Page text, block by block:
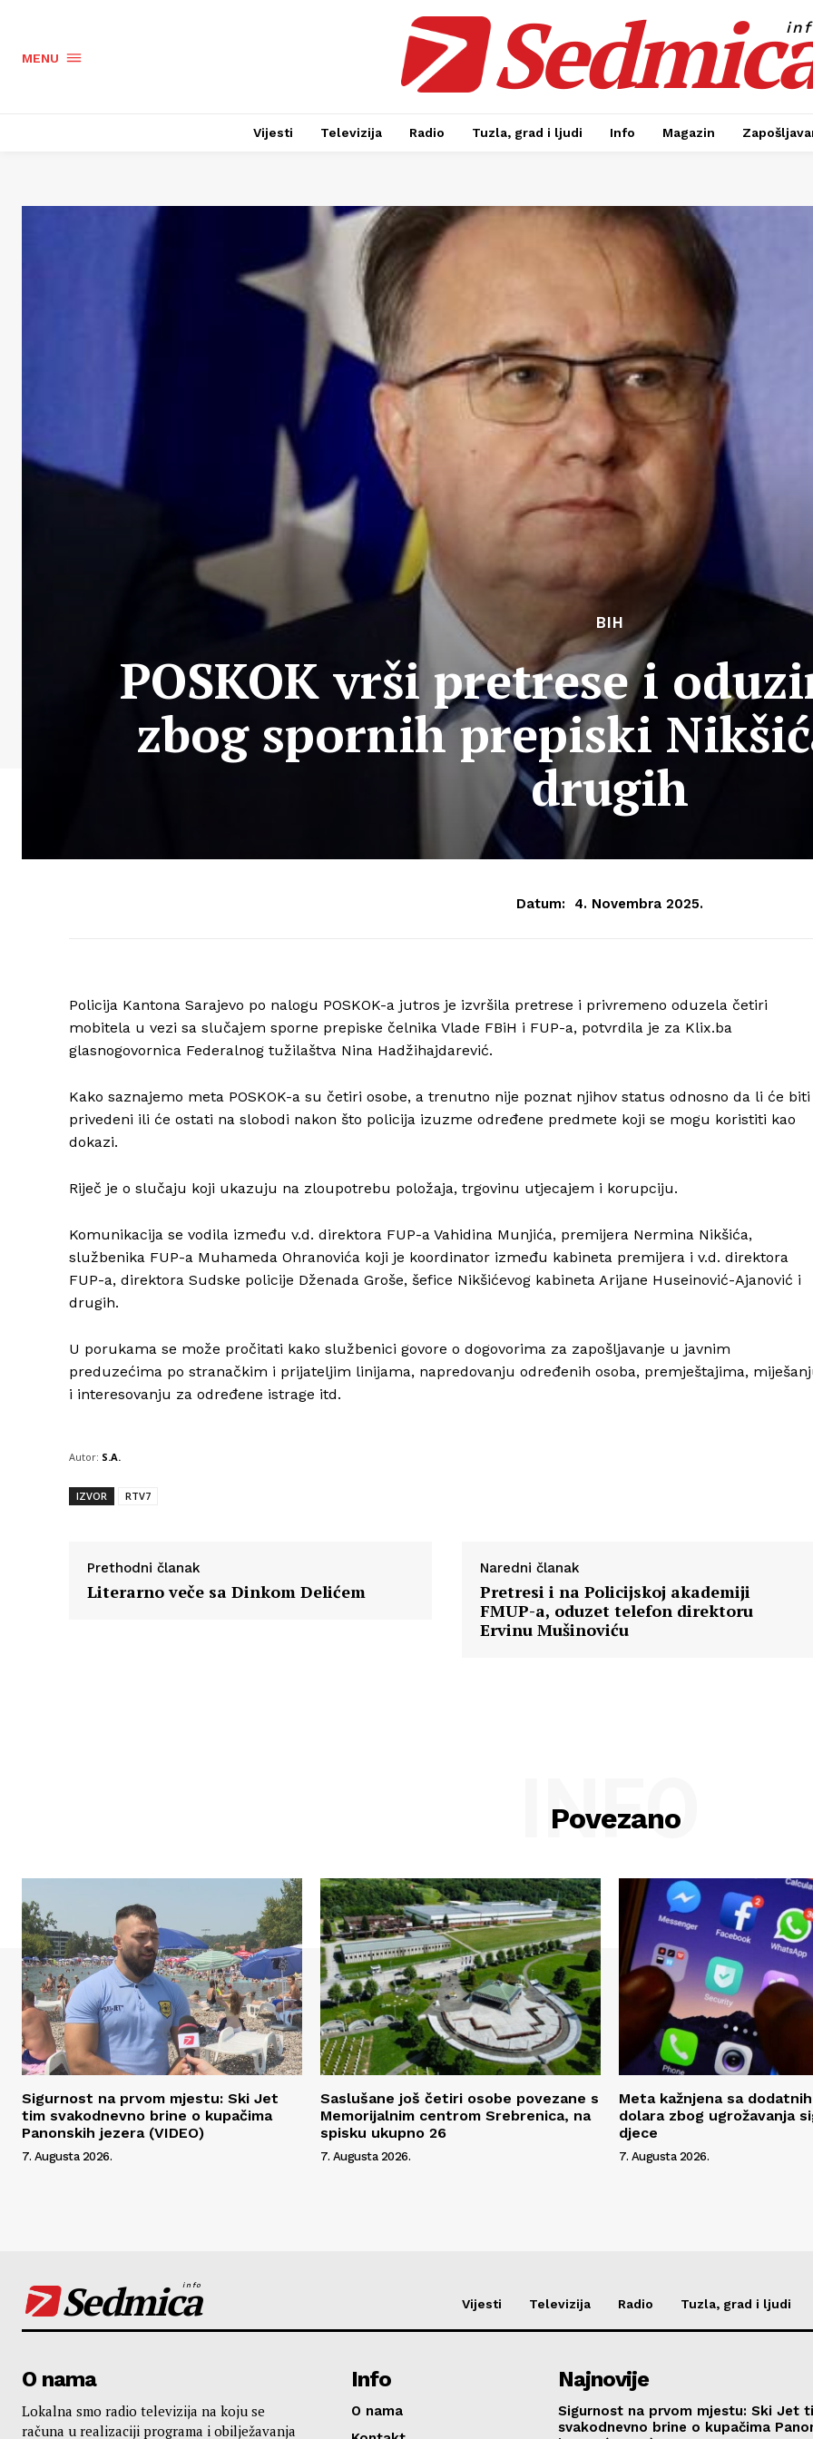
O nama
Kontakt
MENU
Vijesti Televizija Radio Tuzla, grad i ljudi Info Magazin
BIH
POSKOK vrši pretrese i
zbog spornih prepiski
drugih
Datum: 4. Novembra 2025.
Policija Kantona Sarajevo po nalogu POSKOK-a jutros je izvršila pretrese i privremeno oduzela četiri
mobitela u vezi sa slučajem sporne prepiske čelnika Vlade FBiH i FUP-a, potvrdila je za Klix.ba
glasnogovornica Federalnog tužilaštva Nina Hadžihajdarević.
Kako saznajemo meta POSKOK-a su četiri osobe, a trenutno nije poznat njihov status odnosno da li će biti
privedeni ili će ostati na slobodi nakon što policija izuzme određene predmete koji se mogu koristiti kao
dokazi.
Riječ je o slučaju koji ukazuju na zloupotrebu položaja, trgovinu utjecajem i korupciju.
Komunikacija se vodila između v.d. direktora FUP-a Vahidina Munjića, premijera Nermina Nikšića,
službenika FUP-a Muhameda Ohranovića koji je koordinator između kabineta premijera i v.d. direktora
FUP-a, direktora Sudske policije Dženada Groše, šefice Nikšićevog kabineta Arijane Huseinović-Ajanović i
drugih.
U porukama se može pročitati kako službenici govore o dogovorima za zapošljavanje u javnim
preduzećima po stranačkim i prijateljim linijama, napredovanju određenih osoba, premještajima,
i interesovanju za određene istrage itd.
Autor: S.A.
IZVOR RTV7
Prethodni članak
Literarno veče sa Dinkom Delićem
Naredni članak
Pretresi i na Policijskoj akademiji
FMUP-a, oduzet telefon direktoru
Ervinu Mušinoviću
Povezano
INFO
Sigurnost na prvom mjestu: Ski Jet
tim svakodnevno brine o kupačima
Panonskih jezera (VIDEO)
7. Augusta 2026.
Saslušane još četiri osobe povezane s
Memorijalnim centrom Srebrenica, na
spisku ukupno 26
7. Augusta 2026.
Meta kažnjena sa
dolara zbog ugrožavanja
djece
7. Augusta 2026.
Sedmica
info
Vijesti Televizija Radio Tuzla, grad i ljudi
O nama
Lokalna smo radio televizija na koju se
računa u realizaciji programa i obilježavanja
Info
O nama
Najnovije
Sigurnost na prvom mjestu: Ski Jet
svakodnevno brine o kupačima